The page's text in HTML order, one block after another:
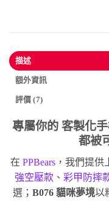
描述
額外資訊
評價 (7)
專屬你的 客製化
都被
在 PPBears ，我們提供
強空壓款 、 彩甲防摔
選； B076 貓咪夢境以